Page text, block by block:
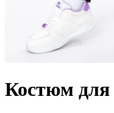
Костюм для